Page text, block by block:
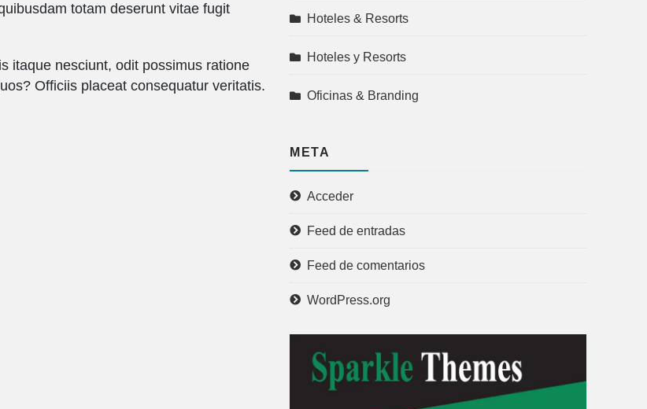
totam deserunt vitae fugit
itaque nesciunt, odit possimus ratione
Officiis placeat consequatur veritatis.
Hoteles & Resorts
Hoteles y Resorts
Oficinas & Branding
META
Acceder
Feed de entradas
Feed de comentarios
WordPress.org